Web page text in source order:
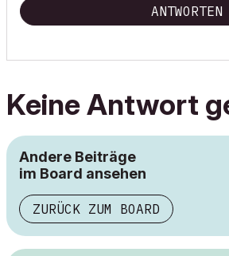
ANTWORTEN
Keine Antwort
Andere Beiträge
im Board ansehen
ZURÜCK ZUM BOARD